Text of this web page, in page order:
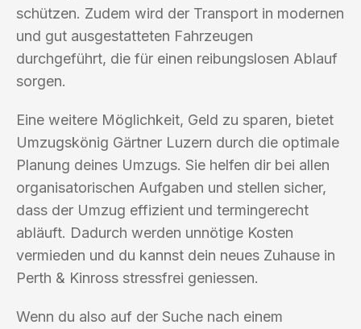
schützen. Zudem wird der Transport in modernen
und gut ausgestatteten Fahrzeugen
durchgeführt, die für einen reibungslosen Ablauf
sorgen.
Eine weitere Möglichkeit, Geld zu sparen, bietet
Umzugskönig Gärtner Luzern durch die optimale
Planung deines Umzugs. Sie helfen dir bei allen
organisatorischen Aufgaben und stellen sicher,
dass der Umzug effizient und termingerecht
abläuft. Dadurch werden unnötige Kosten
vermieden und du kannst dein neues Zuhause in
Perth & Kinross stressfrei geniessen.
Wenn du also auf der Suche nach einem